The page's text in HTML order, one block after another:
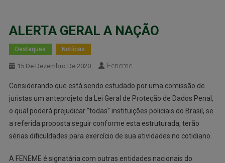
ALERTA GERAL A NAÇÃO
Destaques Notícias
15 De Dezembro De 2020 Feneme
Considerando que está sendo estudado por uma comissão de
juristas um anteprojeto da Lei Geral de Proteção de Dados Penal,
o qual poderá prejudicar “todas” instituições policiais do Brasil, se
a referida proposta seguir conforme esta estruturada, terão
sérias dificuldades para exercício de sua atividades no cotidiano.
A FENEME é signatária com outras entidades nacionais do